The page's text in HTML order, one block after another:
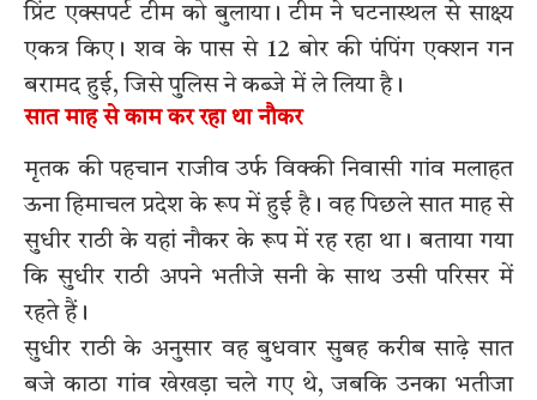
प्रिंट एक्सपर्ट टीम को बुलाया। टीम ने घटनास्थल से साक्ष्य
एकत्र किए। शव के पास से 12 बोर की पंपिंग एक्शन गन
बरामद हुई, जिसे पुलिस ने कब्जे में ले लिया है।
सात माह से काम कर रहा था नौकर
मृतक की पहचान राजीव उर्फ विक्की निवासी गांव मलाहत
ऊना हिमाचल प्रदेश के रूप में हुई है। वह पिछले सात माह से
सुधीर राठी के यहां नौकर के रूप में रह रहा था। बताया गया
कि सुधीर राठी अपने भतीजे सनी के साथ उसी परिसर में
रहते हैं।
सुधीर राठी के अनुसार वह बुधवार सुबह करीब साढ़े सात
बजे काठा गांव खेखड़ा चले गए थे, जबकि उनका भतीजा